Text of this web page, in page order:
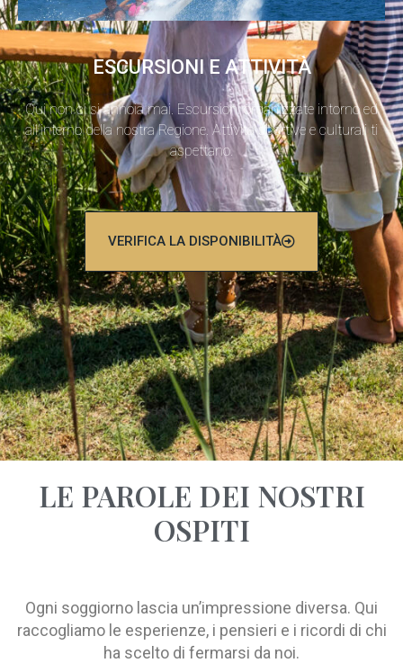
ESCURSIONI E ATTIVITÀ
Qui non ci si annoia mai. Escursioni organizzate intorno ed
all’interno della nostra Regione. Attività sportive e culturali ti
aspettano.
VERIFICA LA DISPONIBILITÀ
LE PAROLE DEI NOSTRI
OSPITI
Ogni soggiorno lascia un’impressione diversa. Qui
raccogliamo le esperienze, i pensieri e i ricordi di chi
ha scelto di fermarsi da noi.